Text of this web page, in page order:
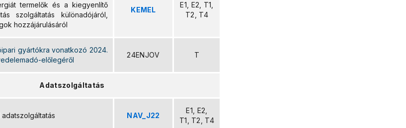
termelők és a kiegyenlítő
szolgáltatás különadójáról,
hozzájárulásáról
KEMEL
E1, E2, T1,
T2, T4
gyártókra vonatkozó 2024.
előlegéről
24ENJOV T
Adatszolgáltatás
NAV_J22
E1, E2,
T1, T2, T4